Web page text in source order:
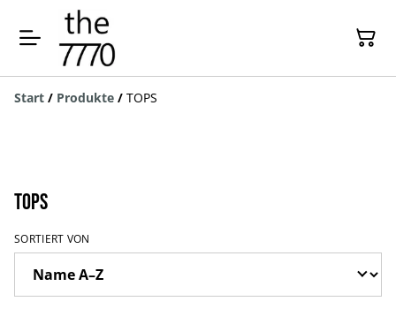
Start / Produkte / TOPS
TOPS
SORTIERT VON